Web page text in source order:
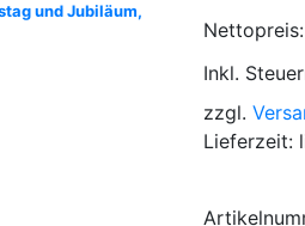
und Jubiläum,
Nettopreis:
Inkl.
zzgl.
Lieferzeit: